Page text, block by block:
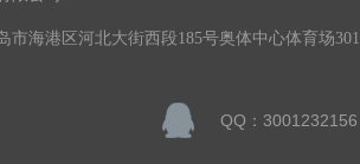
市海港区河北大街西段185号奥体中心体育场
QQ：3001232156